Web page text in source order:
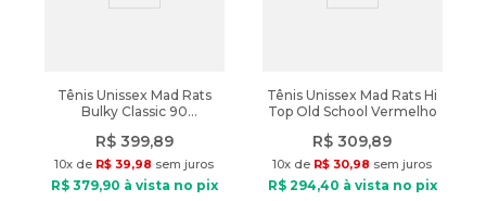
Tênis Unissex Mad Rats
Bulky Classic 90
R$ 399,89
10x de R$ 39,98 sem juros
R$ 379,90 à vista no pix
Tênis Unissex Mad Rats Hi
Top Old School Vermelho
R$ 309,89
10x de R$ 30,98 sem juros
R$ 294,40 à vista no pix